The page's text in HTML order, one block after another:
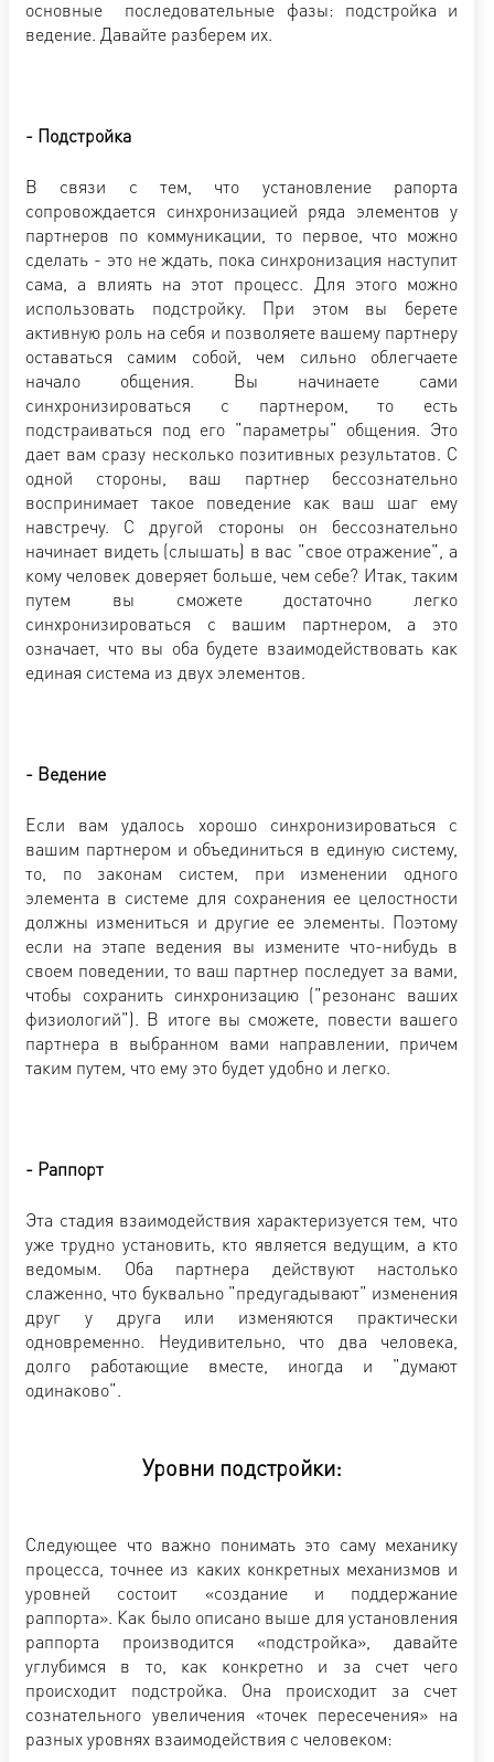
основные последовательные фазы: подстройка и
ведение. Давайте разберем их.
- Подстройка
В связи с тем, что установление рапорта
сопровождается синхронизацией ряда элементов у
партнеров по коммуникации, то первое, что можно
сделать - это не ждать, пока синхронизация наступит
сама, а влиять на этот процесс. Для этого можно
использовать подстройку. При этом вы берете
активную роль на себя и позволяете вашему партнеру
оставаться самим собой, чем сильно облегчаете
начало общения. Вы начинаете сами
синхронизироваться с партнером, то есть
подстраиваться под его "параметры" общения. Это
дает вам сразу несколько позитивных результатов. С
одной стороны, ваш партнер бессознательно
воспринимает такое поведение как ваш шаг ему
навстречу. С другой стороны он бессознательно
начинает видеть (слышать) в вас "свое отражение", а
кому человек доверяет больше, чем себе? Итак, таким
путем вы сможете достаточно легко
синхронизироваться с вашим партнером, а это
означает, что вы оба будете взаимодействовать как
единая система из двух элементов.
- Ведение
Если вам удалось хорошо синхронизироваться с
вашим партнером и объединиться в единую систему,
то, по законам систем, при изменении одного
элемента в системе для сохранения ее целостности
должны измениться и другие ее элементы. Поэтому
если на этапе ведения вы измените что-нибудь в
своем поведении, то ваш партнер последует за вами,
чтобы сохранить синхронизацию ("резонанс ваших
физиологий"). В итоге вы сможете, повести вашего
партнера в выбранном вами направлении, причем
таким путем, что ему это будет удобно и легко.
- Раппорт
Эта стадия взаимодействия характеризуется тем, что
уже трудно установить, кто является ведущим, а кто
ведомым. Оба партнера действуют настолько
слаженно, что буквально "предугадывают" изменения
друг у друга или изменяются практически
одновременно. Неудивительно, что два человека,
долго работающие вместе, иногда и "думают
одинаково".
Уровни подстройки:
Следующее что важно понимать это саму механику
процесса, точнее из каких конкретных механизмов и
уровней состоит «создание и поддержание
раппорта». Как было описано выше для установления
раппорта производится «подстройка», давайте
углубимся в то, как конкретно и за счет чего
происходит подстройка. Она происходит за счет
сознательного увеличения «точек пересечения» на
разных уровнях взаимодействия с человеком: